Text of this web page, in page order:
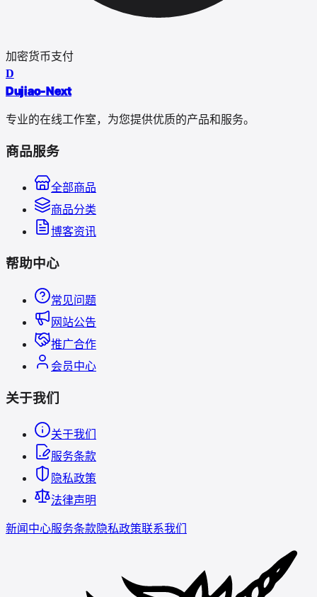
加密货币支付
D
Dujiao-Next
专业的在线工作室，为您提供优质的产品和服务。
商品服务
全部商品
商品分类
博客资讯
帮助中心
常见问题
网站公告
推广合作
会员中心
关于我们
关于我们
服务条款
隐私政策
法律声明
新闻中心服务条款隐私政策联系我们